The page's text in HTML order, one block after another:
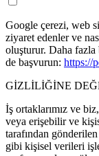
Google çerezi, web
ziyaret edenler ve
oluşturur. Daha
de başvurun: https://
GİZLİLİĞİNE
İş ortaklarımız ve
veya erişebilir ve
tarafından
gibi kişisel verileri